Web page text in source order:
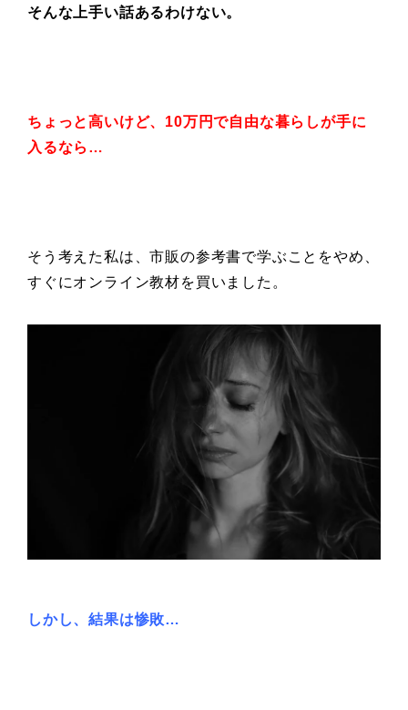
そんな上手い話あるわけない。
ちょっと高いけど、 10万円で自由な暮らしが手に
入るなら…
そう考えた私は、市販の参考書で学ぶことをやめ、
すぐにオンライン教材を買いました。
しかし、結果は惨敗…